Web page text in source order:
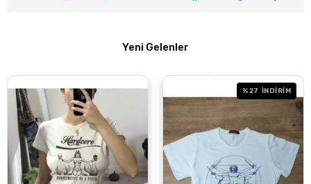
Yeni Gelenler
%27 İNDİRİM